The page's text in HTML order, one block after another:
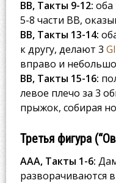
BB, Такты 9-12: оба
5-8 части BB,
BB, Такты 13-14:
к другу, делают 3
вправо и
BB, Такты 15-16:
левое плечо за 3
прыжок, собирая
Третья фигура
AAA, Такты 1-6:
разворачиваются